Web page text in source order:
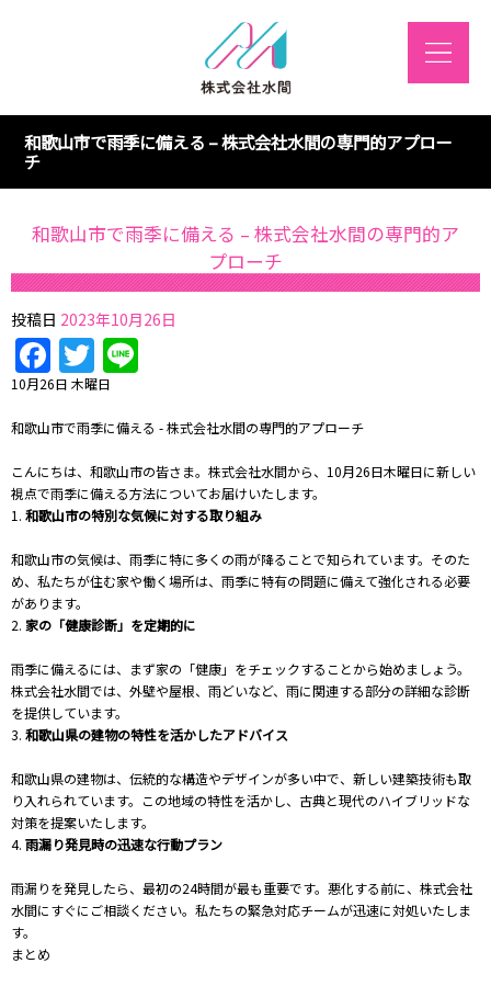
和歌山市で雨季に備える – 株式会社水間の専門的アプロー
チ
和歌山市で雨季に備える – 株式会社水間の専門的ア
プローチ
投稿日 2023年10月26日
Facebook
Twitter
10月26日 木曜日
和歌山市で雨季に備える - 株式会社水間の専門的アプローチ
こんにちは、和歌山市の皆さま。株式会社水間から、10月26日木曜日に新しい
視点で雨季に備える方法についてお届けいたします。
1. 和歌山市の特別な気候に対する取り組み
和歌山市の気候は、雨季に特に多くの雨が降ることで知られています。そのた
め、私たちが住む家や働く場所は、雨季に特有の問題に備えて強化される必要
があります。
2. 家の「健康診断」を定期的に
雨季に備えるには、まず家の「健康」をチェックすることから始めましょう。
株式会社水間では、外壁や屋根、雨どいなど、雨に関連する部分の詳細な診断
を提供しています。
3. 和歌山県の建物の特性を活かしたアドバイス
和歌山県の建物は、伝統的な構造やデザインが多い中で、新しい建築技術も取
り入れられています。この地域の特性を活かし、古典と現代のハイブリッドな
対策を提案いたします。
4. 雨漏り発見時の迅速な行動プラン
雨漏りを発見したら、最初の24時間が最も重要です。悪化する前に、株式会社
水間にすぐにご相談ください。私たちの緊急対応チームが迅速に対処いたしま
す。
まとめ